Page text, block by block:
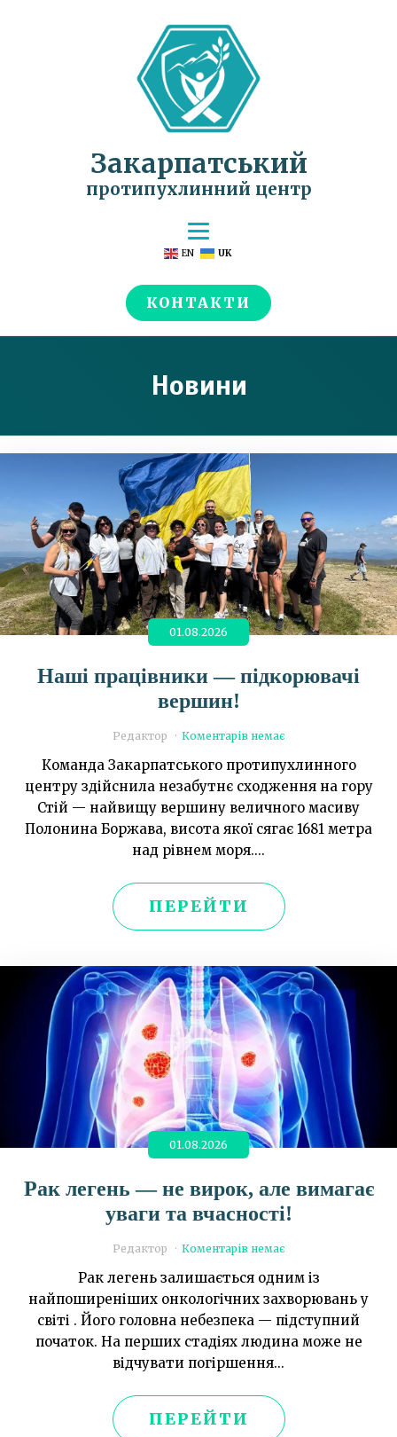
Закарпатський
протипухлинний центр
EN UK
КОНТАКТИ
Новини
01.08.2026
Наші працівники — підкорювачі
вершин!
Редактор Коментарів немає
Команда Закарпатського протипухлинного
центру здійснила незабутнє сходження на гору
Стій — найвищу вершину величного масиву
Полонина Боржава, висота якої сягає 1681 метра
над рівнем моря....
ПЕРЕЙТИ
01.08.2026
Рак легень — не вирок, але вимагає
уваги та вчасності!
Редактор Коментарів немає
Рак легень залишається одним із
найпоширеніших онкологічних захворювань у
світі . Його головна небезпека — підступний
початок. На перших стадіях людина може не
відчувати погіршення...
ПЕРЕЙТИ